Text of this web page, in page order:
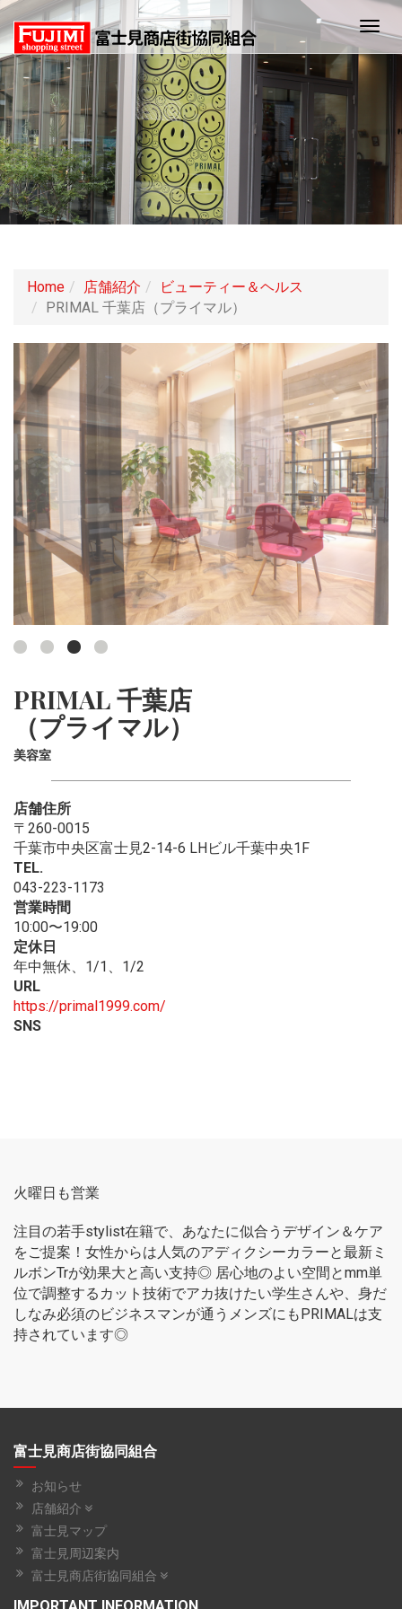
Home 店舗紹介
ビューティー＆ヘルス
PRIMAL 千葉店（プライマル）
PRIMAL 千葉店
（プライマル）
美容室
店舗住所
〒260-0015
千葉市中央区富士見2-14-6 LHビル千葉中央1F
TEL.
043-223-1173
営業時間
10:00〜19:00
定休日
年中無休、1/1、1/2
URL
https://primal1999.com/
SNS
火曜日も営業
注目の若手stylist在籍で、あなたに似合うデザイン＆ケア
をご提案！女性からは人気のアディクシーカラーと最新ミ
ルボンTrが効果大と高い支持◎ 居心地のよい空間とmm単
位で調整するカット技術でアカ抜けたい学生さんや、身だ
しなみ必須のビジネスマンが通うメンズにもPRIMALは支
持されています◎
富士見商店街協同組合
お知らせ
店舗紹介
富士見マップ
富士見周辺案内
富士見商店街協同組合
IMPORTANT INFORMATION